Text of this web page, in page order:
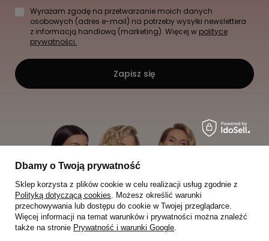
Wyrażam zgodę na przetwarzanie moich danych
osobowych (adres e-mail) na potrzeby wysyłki newslettera
z informacją handlową (marketing). Więcej w polityce
prywatności.
Zapisz się
Dbamy o Twoją prywatność
Sklep korzysta z plików cookie w celu realizacji usług zgodnie z
Polityką dotyczącą cookies. Możesz określić warunki
przechowywania lub dostępu do cookie w Twojej przeglądarce.
Więcej informacji na temat warunków i prywatności można znaleźć
także na stronie Prywatność i warunki Google.